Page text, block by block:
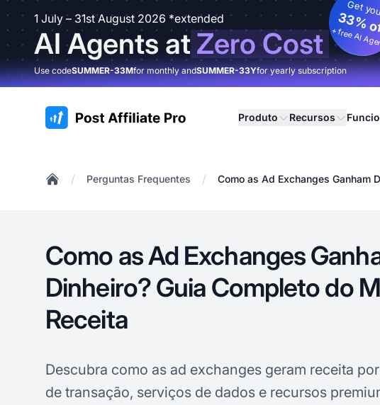
1 July – 31st August 2026 *extended
AI Agents atZero Cost
Get
33%
+ free AI
Use codeSUMMER-33Mfor monthly andSUMMER-33Yfor yearly subscription
:site.title Produto Recursos
/ Perguntas Frequentes / Como as Ad Exchanges Ganham
Como as Ad Exchanges
Dinheiro? Guia Completo do
Receita
Descubra como as ad exchanges geram receita
de transação, serviços de dados e recursos